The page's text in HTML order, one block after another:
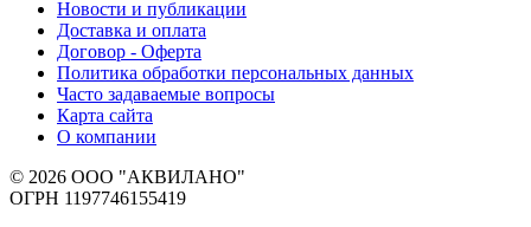
Новости и публикации
Доставка и оплата
Договор - Оферта
Политика обработки персональных данных
Часто задаваемые вопросы
Карта сайта
О компании
© 2026 ООО "АКВИЛАНО"
ОГРН 1197746155419